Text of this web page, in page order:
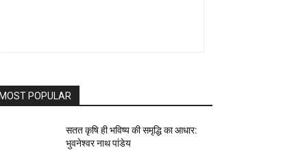
MOST POPULAR
सतत कृषि ही भविष्य की समृद्धि का आधार:
भुवनेश्वर नाथ पांडेय